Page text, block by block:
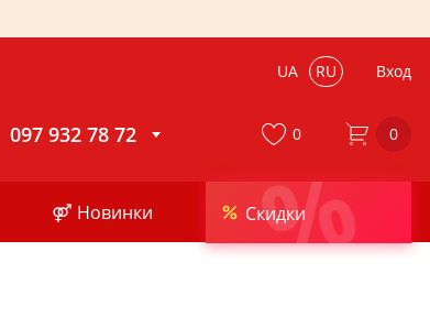
UA RU Вход
097 932 78 72 0
⚤ Новинки %
Скидки
0